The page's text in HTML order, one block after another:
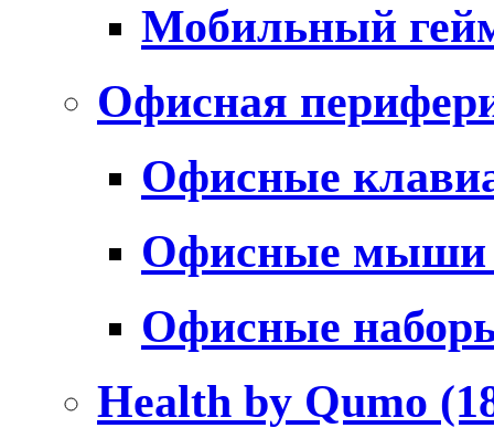
Мобильный
Офисная
Офисные
Офисные
Офисные
Health by Qumo